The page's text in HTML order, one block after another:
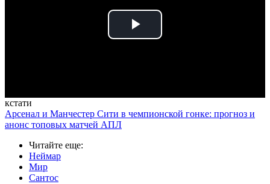
Play
кстати
Арсенал и Манчестер Сити в чемпионской гонке: прогноз и
анонс топовых матчей АПЛ
Читайте еще:
Неймар
Мир
Сантос